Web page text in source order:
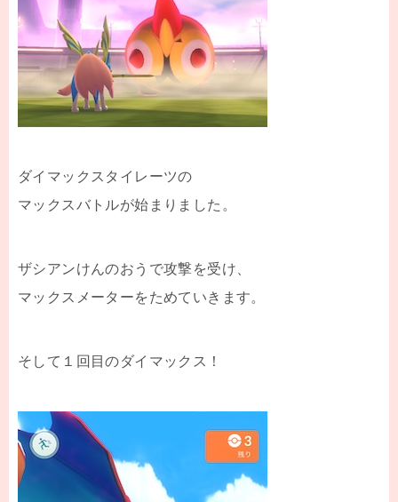
ダイマックスタイレーツの
マックスバトルが始まりました。
ザシアンけんのおうで攻撃を受け、
マックスメーターをためていきます。
そして１回目のダイマックス！